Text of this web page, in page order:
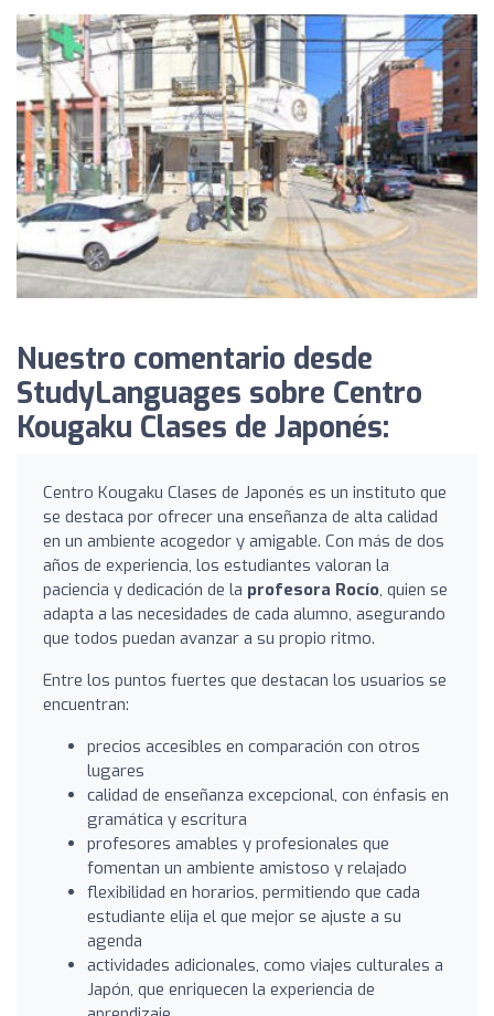
Nuestro comentario desde
StudyLanguages sobre Centro
Kougaku Clases de Japonés:
Centro Kougaku Clases de Japonés es un instituto que
se destaca por ofrecer una enseñanza de alta calidad
en un ambiente acogedor y amigable. Con más de dos
años de experiencia, los estudiantes valoran la
paciencia y dedicación de la profesora Rocío, quien se
adapta a las necesidades de cada alumno, asegurando
que todos puedan avanzar a su propio ritmo.
Entre los puntos fuertes que destacan los usuarios se
encuentran:
precios accesibles en comparación con otros
lugares
calidad de enseñanza excepcional, con énfasis en
gramática y escritura
profesores amables y profesionales que
fomentan un ambiente amistoso y relajado
flexibilidad en horarios, permitiendo que cada
estudiante elija el que mejor se ajuste a su
agenda
actividades adicionales, como viajes culturales a
Japón, que enriquecen la experiencia de